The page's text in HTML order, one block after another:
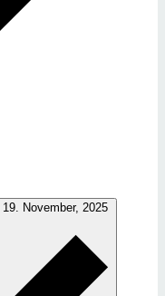
19. November, 2025